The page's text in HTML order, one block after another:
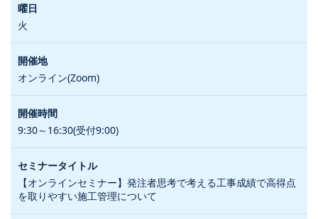
火
オンライン(Zoom)
9:30～16:30(受付9:00)
【オンラインセミナー】発注者思考で考える工事成績で高得点
を取りやすい施工管理について